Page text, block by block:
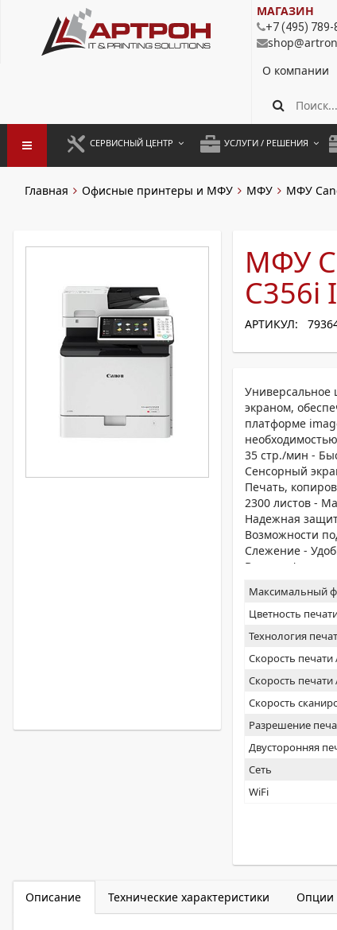
МАГАЗИН
+7 (495) 789-
О компании
СЕРВИСНЫЙ ЦЕНТР
ПРОФИЛАКТИКА И ТО
РАЗОВЫЕ РЕМОНТЫ
УСЛУГИ / РЕШЕНИЯ
АРЕНДА ОБОРУДОВАНИЯ
Главная Офисные принтеры и МФУ МФУ МФУ
МФУ
C356i
АРТИКУЛ:
Универсальное
экраном,
платформе
35 стр./мин -
Сенсорный
Печать,
2300 листов -
Надежная
Возможности
Слежение -
Вывод -
Максимальный
Цветность
Технология
Скорость печати
Скорость печати
Скорость
Разрешение
Двусторонняя
Сеть
WiFi
Описание Технические характеристики Опции